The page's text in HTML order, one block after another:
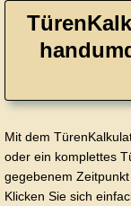
Mit dem
oder ein komplettes
gegebenem Zeitpunkt
Klicken Sie sich